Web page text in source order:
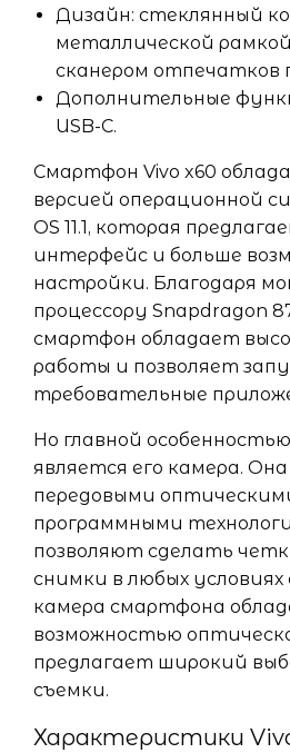
Дизайн: стеклянный
металлической
сканером отпечатков
Дополнительные
USB-C.
Смартфон Vivo x60
версией операционной
OS 11.1, которая
интерфейс и больше
настройки. Благодаря
процессору Snapdragon
смартфон обладает
работы и позволяет
требовательные
Но главной особенностью
является его камера.
передовыми
программными
позволяют сделать
снимки в любых условиях
камера смартфона
возможностью
предлагает широкий
съемки.
Характеристики